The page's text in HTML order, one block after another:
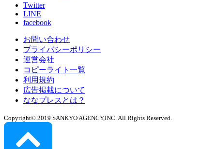
Twitter
LINE
facebook
お問い合わせ
プライバシーポリシー
運営会社
コピーライト一覧
利用規約
広告掲載について
ななプレスとは？
Copyright© 2019 SANKYO AGENCY,INC. All Rights Reserved.